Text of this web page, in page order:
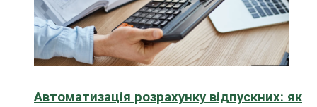
Автоматизація розрахунку відпускних: як